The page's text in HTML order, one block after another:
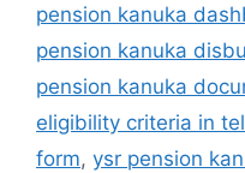
pension kanuka
pension kanuka
pension kanuka
eligibility criteria in
form, ysr pension